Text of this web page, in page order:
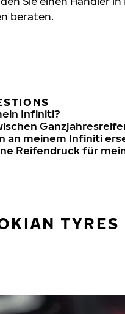
beraten.
Infiniti?
an meinem Infiniti
Reifendruck für
TYRES